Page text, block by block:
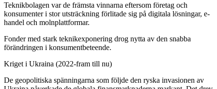
Teknikbolagen var de främsta vinnarna eftersom företag och
konsumenter i stor utsträckning förlitade sig på digitala lösningar, e-
handel och molnplattformar.
Fonder med stark teknikexponering drog nytta av den snabba
förändringen i konsumentbeteende.
Kriget i Ukraina (2022-fram till nu)
De geopolitiska spänningarna som följde den ryska invasionen av